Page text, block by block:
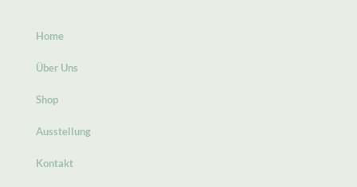
Home
Über Uns
Shop
Ausstellung
Kontakt